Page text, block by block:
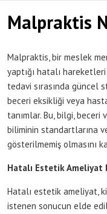
Malpraktis
Malpraktis, bir meslek
yaptığı hatalı
tedavi sırasında güncel
beceri eksikliği veya
tanımlar. Bu, bilgi,
biliminin standartlarına
gösterilmemiş olmasını
Hatalı Estetik Ameliyat
Hatalı estetik ameliyat,
istenen sonucun elde